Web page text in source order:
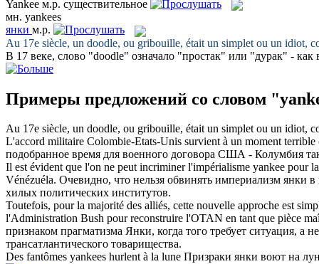
Yankee м.р. существительное
мн. yankees
янки м.р.
Au 17e siècle, un doodle, ou gribouille, était un simplet ou un idiot,
В 17 веке, слово "doodle" означало "простак" или "дурак" - как
Примеры предложений со словом
Au 17e siècle, un doodle, ou gribouille, était un simplet ou un idiot,
L'accord militaire Colombie-Etats-Unis survient à un moment
подобранное время для военного договора США - Колумбия
Il est évident que l'on ne peut incriminer l'impérialisme yankee pour
Vénézuéla. Очевидно, что нельзя обвинять империализм янки в
хилых политических институтов.
Toutefois, pour la majorité des alliés, cette nouvelle approche est
l'Administration Bush pour reconstruire l'OTAN en tant que pièce
признаком прагматизма Янки, когда того требует ситуация,
трансатлантического товарищества.
Des fantômes yankees hurlent à la lune Призраки янки воют на